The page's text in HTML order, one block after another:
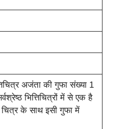
अजंता की गुफा संख्या 1
भित्तिचित्रों में से एक है
चित्र के साथ इसी गुफा में